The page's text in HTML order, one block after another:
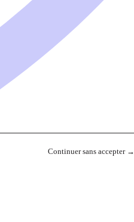
Continuer sans accepter →